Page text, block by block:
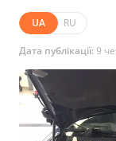
UA RU
Дата публікації:9